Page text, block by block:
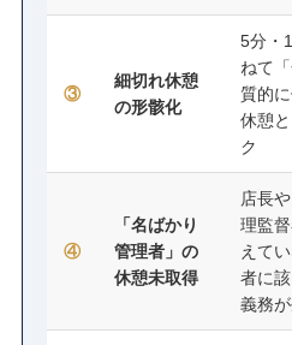
③
細切れ休憩
の形骸化
5分・
ねて
質的
休憩
ク
④
「名ばかり
管理者」の
休憩未取得
店長
理監
えて
者に
義務